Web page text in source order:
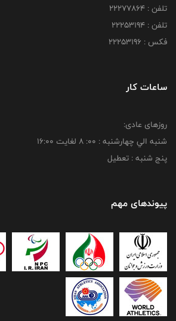
تلفن : 22277864
تلفن : 22253194
فکس : 22253196
ساعات کار
روزهای عادی:
شنبه الي چهارشنبه : 00: 8 لغايت 16:00
پنج شنبه : تعطیل
پیوندهای مهم